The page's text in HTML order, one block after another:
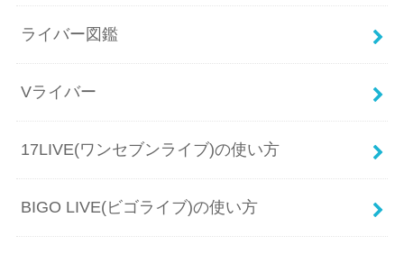
ライバー図鑑
Vライバー
17LIVE(ワンセブンライブ)の使い方
BIGO LIVE(ビゴライブ)の使い方